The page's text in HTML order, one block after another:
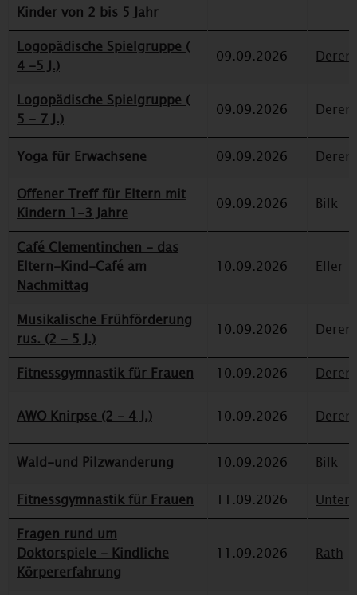
Kinder von 2 bis 5 Jahr
Logopädische Spielgruppe (
4 -5 J.)
09.09.2026
Logopädische Spielgruppe (
5 - 7 J.)
09.09.2026
Yoga für Erwachsene 09.09.2026
Offener Treff für Eltern mit
Kindern 1-3 Jahre
09.09.2026 Bilk
Café Clementinchen - das
Eltern-Kind-Café am
Nachmittag
10.09.2026 Eller
Musikalische Frühförderung
rus. (2 - 5 J.)
10.09.2026
Fitnessgymnastik für Frauen 10.09.2026
AWO Knirpse (2 - 4 J.) 10.09.2026
Wald-und Pilzwanderung 10.09.2026
Bilk
Fitnessgymnastik für Frauen
11.09.2026
Fragen rund um
Doktorspiele - Kindliche
Körpererfahrung
11.09.2026 Rath